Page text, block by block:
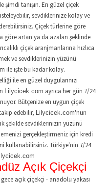
şimdi tanışın. En güzel çiçek
sevdiklerinize kolay ve
Çiçek türlerine göre
göre artan ya da azalan şeklinde
çiçek aranjmanlarına hızlıca
ve sevdiklerinizin yüzünü
ile işte bu kadar kolay.
ile en güzel duygularınızı
Lilycicek.com ayrıca her gün 7/24
Bütçenize en uygun çiçek
edebilir, Lilycicek.com'nun
şekilde sevdiklerinizin yüzünü
gerçekleştirmeniz için kredi
kullanabilirsiniz. Türkiye'nin 7/24
.com
Açık Çiçekçi
açık çiçekçi - anadolu yakası